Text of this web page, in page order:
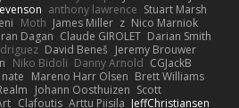
anthony lawrence Stuart Marsh
Moth James Miller z Nico Marniok
Dagan Claude GIROLET Darian Smith
David Beneš Jeremy Brouwer
Niko Bidoli Danny Arnold CGJackB
nate Mareno Harr Olsen Brett Williams
Johann Oosthuizen Scott
Clafoutis Arttu Piisila JeffChristiansen